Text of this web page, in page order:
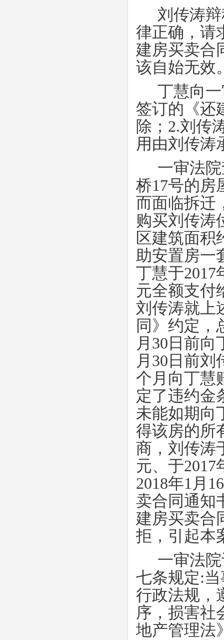
刘传涛
律正确，请
建房买卖合
该自始无效
丁慧向
签订的《还
除； 2.刘传
用由刘传涛
一审法
桥17号的房
而面临拆迁
购买刘传涛
区建筑面积
助安置房一
丁慧于2017
元全额支付
刘传涛就上
同》约定，
月 30 日前向
月 30 日前刘
个月向丁慧
定了违约金
未能如期向
得该房的所
商，刘传涛
元、于2017
2018年1 月 16
卖合同通知
建房买卖合
拒，引起本
一审法
七条规定:
行政法规，
序，损害社
地产管理法